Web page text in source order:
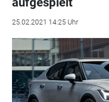
25.02.2021 14:25 Uhr